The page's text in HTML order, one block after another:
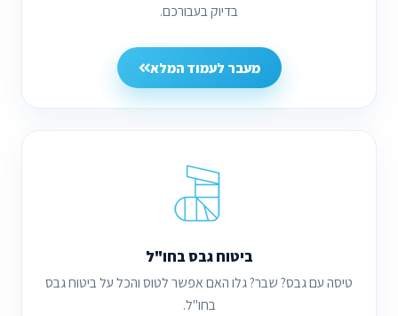
בדיוק בעבורכם.
מעבר לעמוד המלא
ביטוח גבס בחו"ל
טיסה עם גבס? שבר? גלו האם אפשר לטוס והכל על ביטוח גבס
בחו"ל.